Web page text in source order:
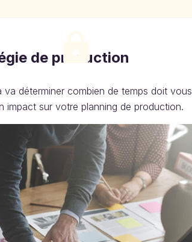
de production
déterminer combien de temps doit
impact sur votre planning de production.